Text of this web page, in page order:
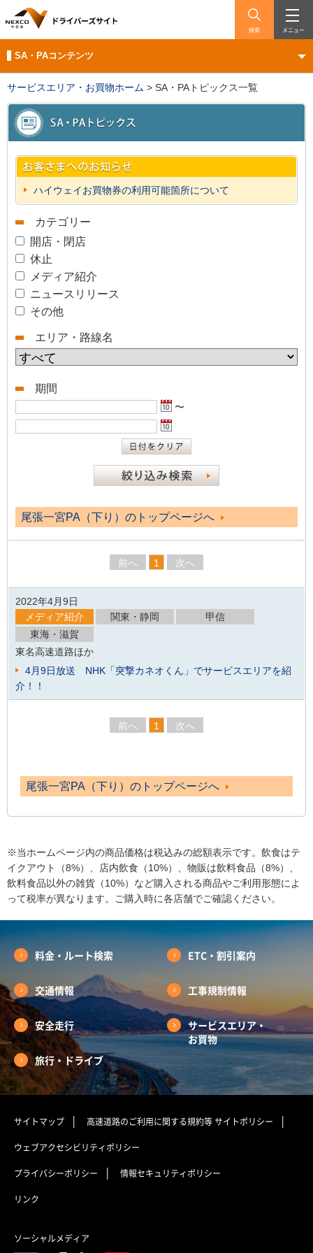
検索 メニュー
SA・PAコンテンツ
サービスエリア・お買物ホーム > SA・PAトピックス一覧
ハイウェイお買物券の利用可能箇所について
カテゴリー
開店・閉店
休止
メディア紹介
ニュースリリース
その他
エリア・路線名
期間
〜
尾張一宮PA（下り）のトップページへ
前へ 1 次へ
2022年4月9日
メディア紹介
関東・静岡
甲信
東海・滋賀
東名高速道路ほか
4月9日放送 NHK「突撃カネオくん」でサービスエリアを紹
介！！
前へ 1 次へ
尾張一宮PA（下り）のトップページへ
※当ホームページ内の商品価格は税込みの総額表示です。飲食はテ
イクアウト（8%）、店内飲食（10%）、物販は飲料食品（8%）、
飲料食品以外の雑貨（10%）など購入される商品やご利用形態によ
って税率が異なります。ご購入時に各店舗でご確認ください。
料金・ルート検索 ETC・割引案内
交通情報 工事規制情報
安全走行
サービスエリア・
お買物
旅行・ドライブ
サイトマップ 高速道路のご利用に関する規約等サイトポリシー
ウェブアクセシビリティポリシー
プライバシーポリシー 情報セキュリティポリシー
リンク
ソーシャルメディア